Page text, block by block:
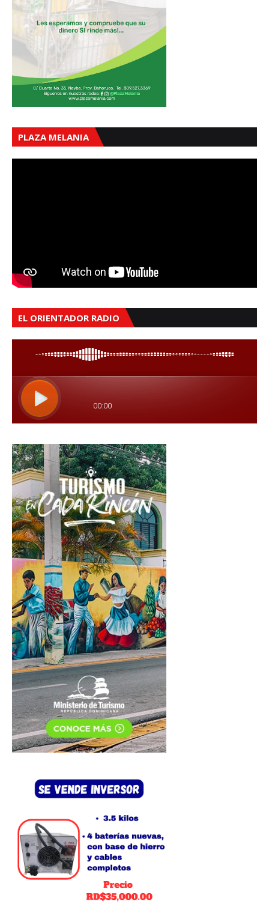
PLAZA MELANIA
EL ORIENTADOR RADIO